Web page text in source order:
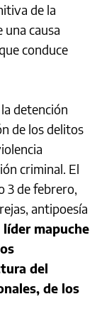
de la
una causa
conduce
detención
de los delitos
criminal. El
3 de febrero,
antipoesía
líder mapuche
del
de los